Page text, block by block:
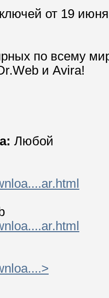
от 19 июня
по всему
и Avira!
Любой